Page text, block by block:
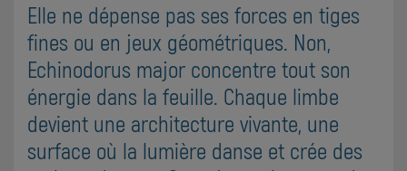
Elle ne dépense pas ses forces en tiges
fines ou en jeux géométriques. Non,
Echinodorus major concentre tout son
énergie dans la feuille. Chaque limbe
devient une architecture vivante, une
surface où la lumière danse et crée des